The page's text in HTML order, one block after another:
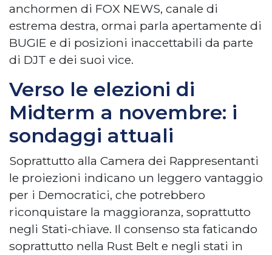
anchormen di FOX NEWS, canale di
estrema destra, ormai parla apertamente di
BUGIE e di posizioni inaccettabili da parte
di DJT e dei suoi vice.
Verso le elezioni di
Midterm a novembre: i
sondaggi attuali
Soprattutto alla Camera dei Rappresentanti
le proiezioni indicano un leggero vantaggio
per i Democratici, che potrebbero
riconquistare la maggioranza, soprattutto
negli Stati-chiave. Il consenso sta faticando
soprattutto nella Rust Belt e negli stati in